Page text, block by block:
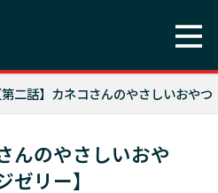
第二話】カネコさんのやさしいおや
んのやさしいおや
リー】